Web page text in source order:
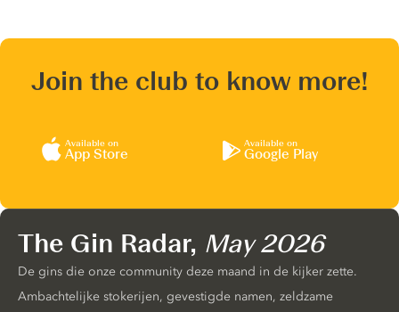
Join the club to know more!
Available on
App Store
Available on
Google Play
The Gin Radar, May 2026
De gins die onze community deze maand in de kijker zette.
Ambachtelijke stokerijen, gevestigde namen, zeldzame